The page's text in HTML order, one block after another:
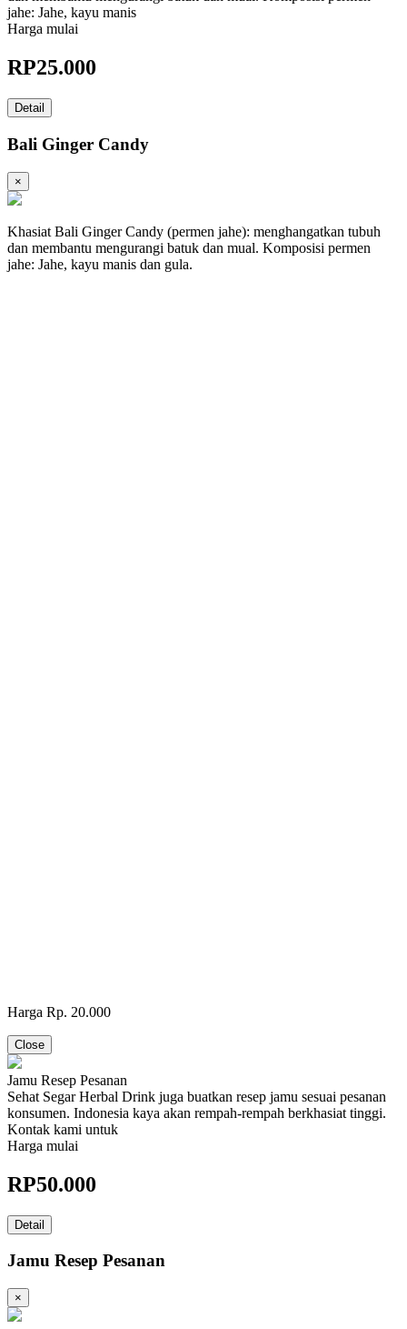
jahe: Jahe, kayu manis
Harga mulai
RP25.000
Detail
Bali Ginger Candy
×
Khasiat Bali Ginger Candy (permen jahe): menghangatkan tubuh
dan membantu mengurangi batuk dan mual. Komposisi permen
jahe: Jahe, kayu manis dan gula.
Harga Rp. 20.000
Close
Jamu Resep Pesanan
Sehat Segar Herbal Drink juga buatkan resep jamu sesuai pesanan
konsumen. Indonesia kaya akan rempah-rempah berkhasiat tinggi.
Kontak kami untuk
Harga mulai
RP50.000
Detail
Jamu Resep Pesanan
×